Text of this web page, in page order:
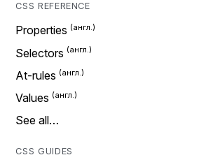
CSS REFERENCE
Properties
Selectors
At-rules
Values
See all…
CSS GUIDES